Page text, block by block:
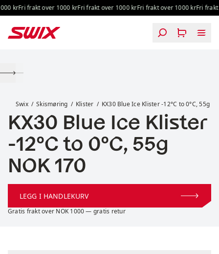
Hopp til innhold
krFri frakt over 1000 krFri frakt over 1000 krFri frakt over 1000 krFri frakt
Swix Skismøring Klister KX30 Blue Ice Klister -12°C to 0°C, 55g
KX30 Blue Ice Klister
-12°C to 0°C, 55g
Pris:
NOK 170
LEGG I HANDLEKURV
Gratis frakt over NOK 1000 — gratis retur